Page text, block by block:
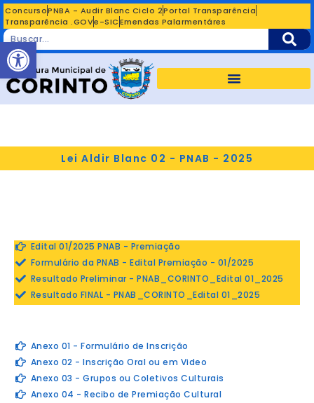
ConcursoPNBA - Audir Blanc Ciclo 2Portal Transparência
Transparência .GOVe-SICEmendas Palarmentáres
Lei Aldir Blanc 02 - PNAB - 2025
Edital 01/2025 PNAB - Premiação
Formulário da PNAB - Edital Premiação - 01/2025
Resultado Preliminar - PNAB_CORINTO_Edital 01_2025
Resultado FINAL - PNAB_CORINTO_Edital 01_2025
Anexo 01 - Formulário de Inscrição
Anexo 02 - Inscrição Oral ou em Video
Anexo 03 - Grupos ou Coletivos Culturais
Anexo 04 - Recibo de Premiação Cultural
Abrir a barra de ferramentas